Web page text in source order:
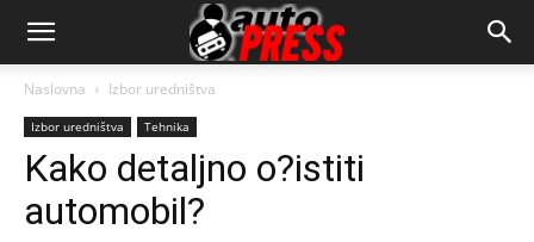
AutopressHR
Naslovna Izbor uredništva
Izbor uredništva Tehnika
Kako detaljno o?istiti
automobil?